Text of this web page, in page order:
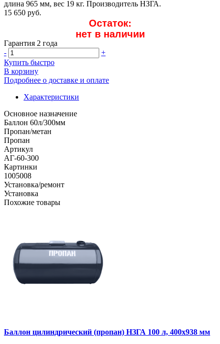
длина 965 мм, вес 19 кг. Производитель НЗГА.
15 650 руб.
Остаток:
нет в наличии
Гарантия 2 года
-
+
Купить быстро
В корзину
Подробнее о доставке и оплате
Характеристики
Основное назначение
Баллон 60л/300мм
Пропан/метан
Пропан
Артикул
АГ-60-300
Картинки
1005008
Установка/ремонт
Установка
Похожие товары
Баллон цилиндрический (пропан) НЗГА 100 л, 400х938 мм